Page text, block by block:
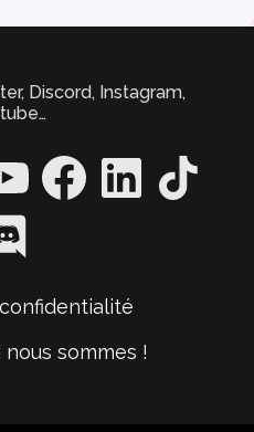
Discord, Instagram,
FacebookLinkedIn TikTok
sommes !